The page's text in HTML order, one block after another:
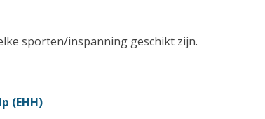
sporten/inspanning geschikt zijn.
(EHH)